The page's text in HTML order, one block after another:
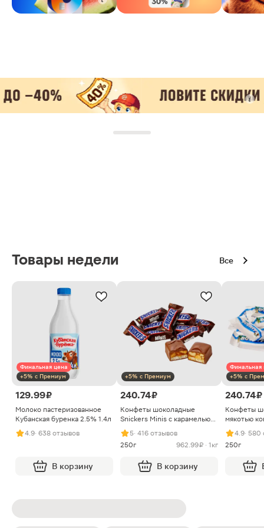
Товары недели Все
Финальная цена
+5% с Премиум
129.99 ₽
Молоко пастеризованное
Кубанская буренка 2.5% 1.4л
4.9· 638 отзывов
В корзину
+5% с Премиум
240.74 ₽
Конфеты шоколадные
Snickers Minis с карамелью
арахисом и нугой
5· 416 отзывов
250г
962.99 ₽ · 1кг
В корзину
Финальная
+5% с
240.74 ₽
Конфеты
мякотью
4.9· 580
250г